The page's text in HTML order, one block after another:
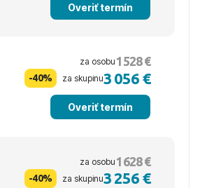
Overiť termín
za osobu 1 528 €
-40% za skupinu3 056 €
Overiť termín
za osobu 1 628 €
-40% za skupinu3 256 €